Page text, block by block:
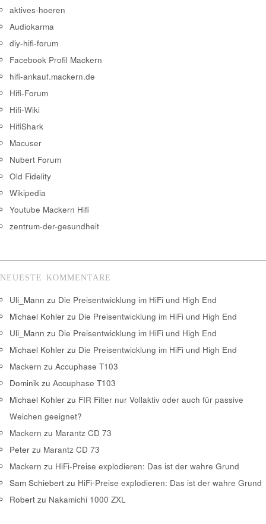
aktives-hoeren
Audiokarma
diy-hifi-forum
Facebook Profil Mackern
hifi-ankauf.mackern.de
Hifi-Forum
Hifi-Wiki
HifiShark
Macuser
Nubert Forum
Old Fidelity
Wikipedia
Youtube Mackern Hifi
zentrum-der-gesundheit
NEUESTE KOMMENTARE
Uli_Mann zu Die Preisentwicklung im HiFi und High End
Michael Kohler zu Die Preisentwicklung im HiFi und High End
Uli_Mann zu Die Preisentwicklung im HiFi und High End
Michael Kohler zu Die Preisentwicklung im HiFi und High End
Mackern zu Accuphase T103
Dominik zu Accuphase T103
Michael Kohler zu FIR Filter nur Vollaktiv oder auch für passive
Weichen geeignet?
Mackern zu Marantz CD 73
Peter zu Marantz CD 73
Mackern zu HiFi-Preise explodieren: Das ist der wahre Grund
Sam Schiebert zu HiFi-Preise explodieren: Das ist der wahre Grund
Robert zu Nakamichi 1000 ZXL